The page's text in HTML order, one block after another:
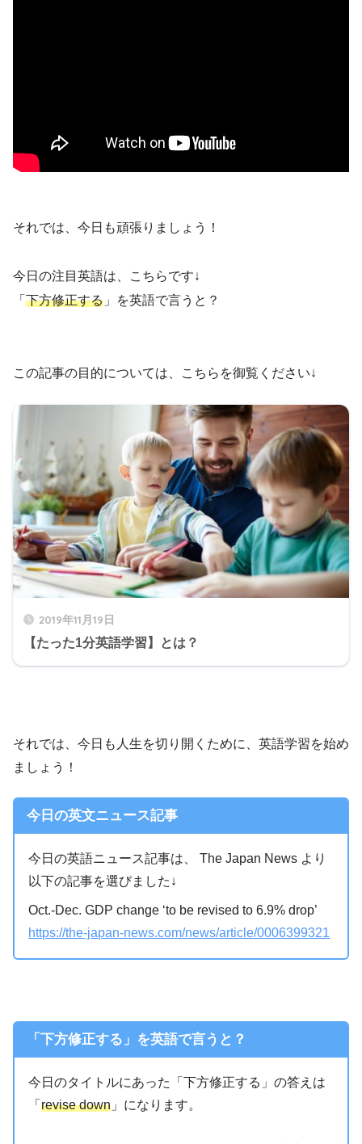
それでは、今日も頑張りましょう！
今日の注目英語は、こちらです↓
「 下方修正する 」を英語で言うと？
この記事の目的については、こちらを御覧ください↓
2019年11月19日
【たった1分英語学習】とは？
それでは、今日も人生を切り開くために、英語学習を始め
ましょう！
今日の英文ニュース記事
今日の英語ニュース記事は、 The Japan News より
以下の記事を選びました↓
Oct.-Dec. GDP change ‘to be revised to 6.9% drop’
https://the-japan-news.com/news/article/0006399321
「下方修正する」を英語で言うと？
今日のタイトルにあった「下方修正する」の答えは
「revise down 」になります。